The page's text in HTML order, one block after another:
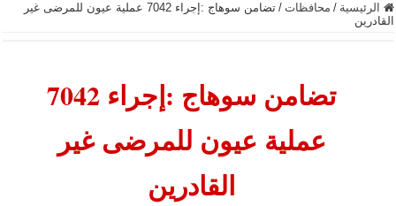
الرئيسية / محافظات /
تضامن سوهاج :إجراء 7042 عملية عيون للمرضى غير
القادرين
تضامن سوهاج :إجراء 7042
عملية عيون للمرضى غير
القادرين